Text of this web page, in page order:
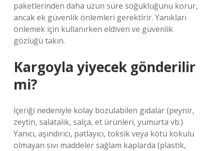
paketlerinden daha uzun süre soğukluğunu korur,
ancak ek güvenlik önlemleri gerektirir. Yanıkları
önlemek için kullanırken eldiven ve güvenlik
gözlüğü takın.
Kargoyla yiyecek gönderilir
mi?
İçeriği nedeniyle kolay bozulabilen gıdalar (peynir,
zeytin, salatalık, salça, et ürünleri, yumurta vb.)
Yanıcı, aşındırıcı, patlayıcı, toksik veya kötü kokulu
olmayan sıvı maddeler sağlam kaplarda (plastik,